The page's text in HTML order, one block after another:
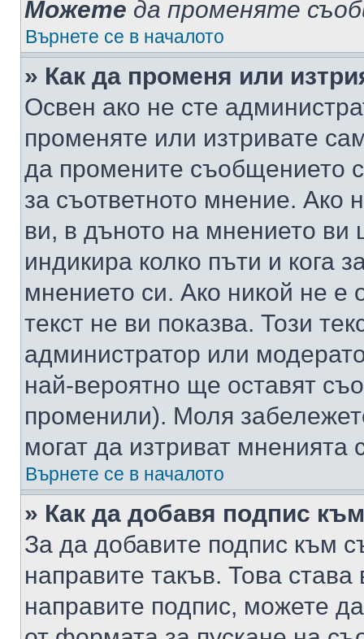
Можете да променяте
Върнете се в началото
» Как да променя или
Освен ако не сте
променяте или изтривате
да промените съобщението
за съответното мнение. Ако
ви, в дъното на мнението ви
индикира колко пъти и кога
мнението си. Ако никой не е
текст не ви показва. Този
администратор или
най-вероятно ще оставят
променили). Моля
могат да изтриват мненията
Върнете се в началото
» Как да добавя подпис
За да добавите подпис към
направите такъв. Това
направите подпис, можете